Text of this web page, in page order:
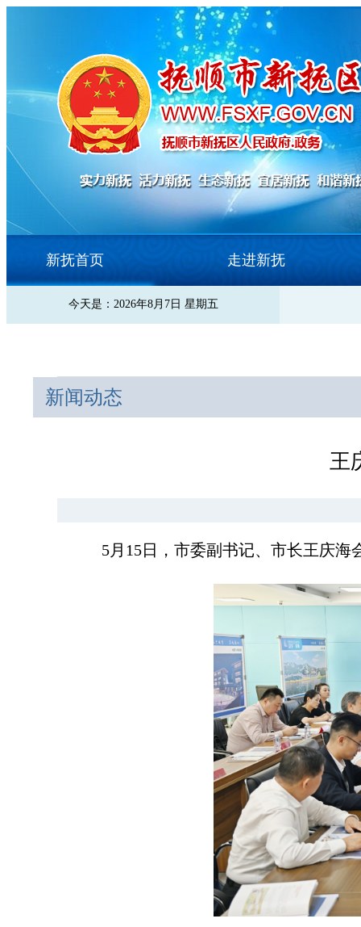
新抚首页 走进新抚
今天是：2026年8月7日 星期五
新闻动态
王
5月15日，市委副书记、市长王庆海